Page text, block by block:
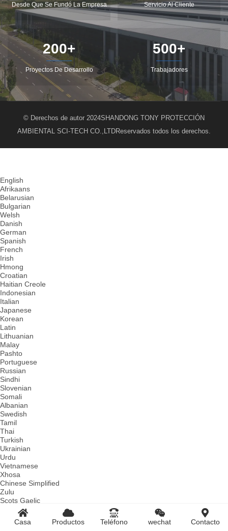
Desde Que Se Fundó La Empresa Servicio Al Cliente
200+
Proyectos De Desarrollo
500+
Trabajadores
© Derechos de autor 2024SHANDONG TONY PROTECCIÓN
AMBIENTAL SCI-TECH CO.,LTDReservados todos los derechos.
Casa Productos Teléfono wechat Contacto
English
Afrikaans
Belarusian
Bulgarian
Welsh
Danish
German
Spanish
French
Irish
Hmong
Croatian
Haitian Creole
Indonesian
Italian
Japanese
Korean
Latin
Lithuanian
Malay
Pashto
Portuguese
Russian
Sindhi
Slovenian
Somali
Albanian
Swedish
Tamil
Thai
Turkish
Ukrainian
Urdu
Vietnamese
Xhosa
Chinese Simplified
Zulu
Scots Gaelic
Kazakh
Hungarian
Polish